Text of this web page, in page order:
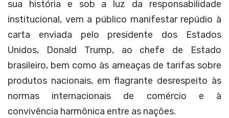
sua história e sob a luz da responsabilidade
institucional, vem a público manifestar repúdio à
carta enviada pelo presidente dos Estados
Unidos, Donald Trump, ao chefe de Estado
brasileiro, bem como às ameaças de tarifas sobre
produtos nacionais, em flagrante desrespeito às
normas internacionais de comércio e à
convivência harmônica entre as nações.